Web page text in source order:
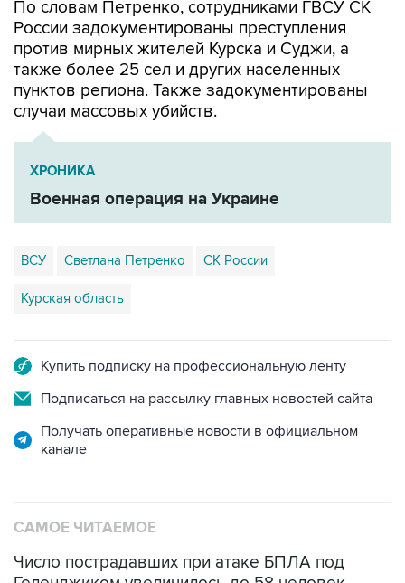
против мирных жителей Курска и Суджи, а
также более 25 сел и других населенных
пунктов региона. Также задокументированы
случаи массовых убийств.
ХРОНИКА
Военная операция на Украине
ВСУ Светлана Петренко СК России
Курская область
Подписаться на рассылку главных новостей сайта
Получать оперативные новости в официальном
Число пострадавших при атаке БПЛА под